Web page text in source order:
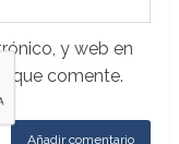
y web en
que comente.